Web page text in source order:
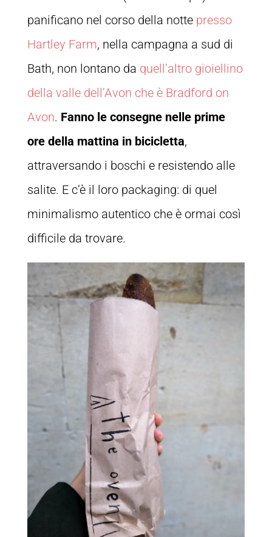
panificano nel corso della nottepresso
Hartley Farm, nella campagna a sud di
Bath, non lontano da quell’altro gioiellino
della valle dell’Avon che è Bradford on
Avon. Fanno le consegne nelle prime
ore della mattina in bicicletta,
attraversando i boschi e resistendo alle
salite. E c’è il loro packaging: di quel
minimalismo autentico che è ormai così
difficile da trovare.